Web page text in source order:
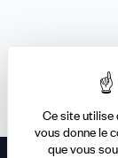
Ce site utilise
vous donne le
que vous